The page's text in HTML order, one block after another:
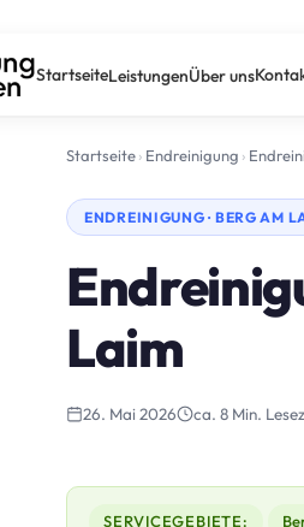
StartseiteLeistungenÜber uns
Startseite› Endreinigung ›
ENDREINIGUNG · BERG AM
Laim
26. Mai 2026 ca. 8 Min.
SERVICEGEBIETE: